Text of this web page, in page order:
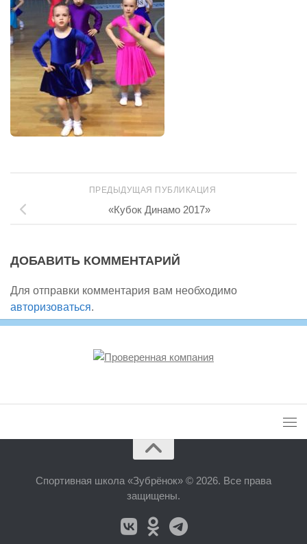
ПРЕДЫДУЩАЯ ПУБЛИКАЦИЯ
«Кубок Динамо 2017»
ДОБАВИТЬ КОММЕНТАРИЙ
Для отправки комментария вам необходимо
авторизоваться.
Спортивная школа «Зубрёнок» © 2026. Все права
защищены.